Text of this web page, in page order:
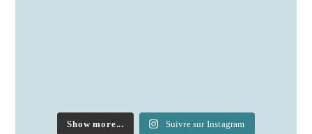
Show more... Suivre sur Instagram